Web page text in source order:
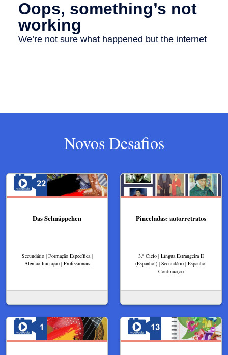
Novos Desafios
Das Schnäppchen
Secundário | Formação Específica |
Alemão Iniciação | Profissionais
Pinceladas: autorretratos
3.º Ciclo | Língua Estrangeira II
(Espanhol) | Secundário | Espanhol
Continuação